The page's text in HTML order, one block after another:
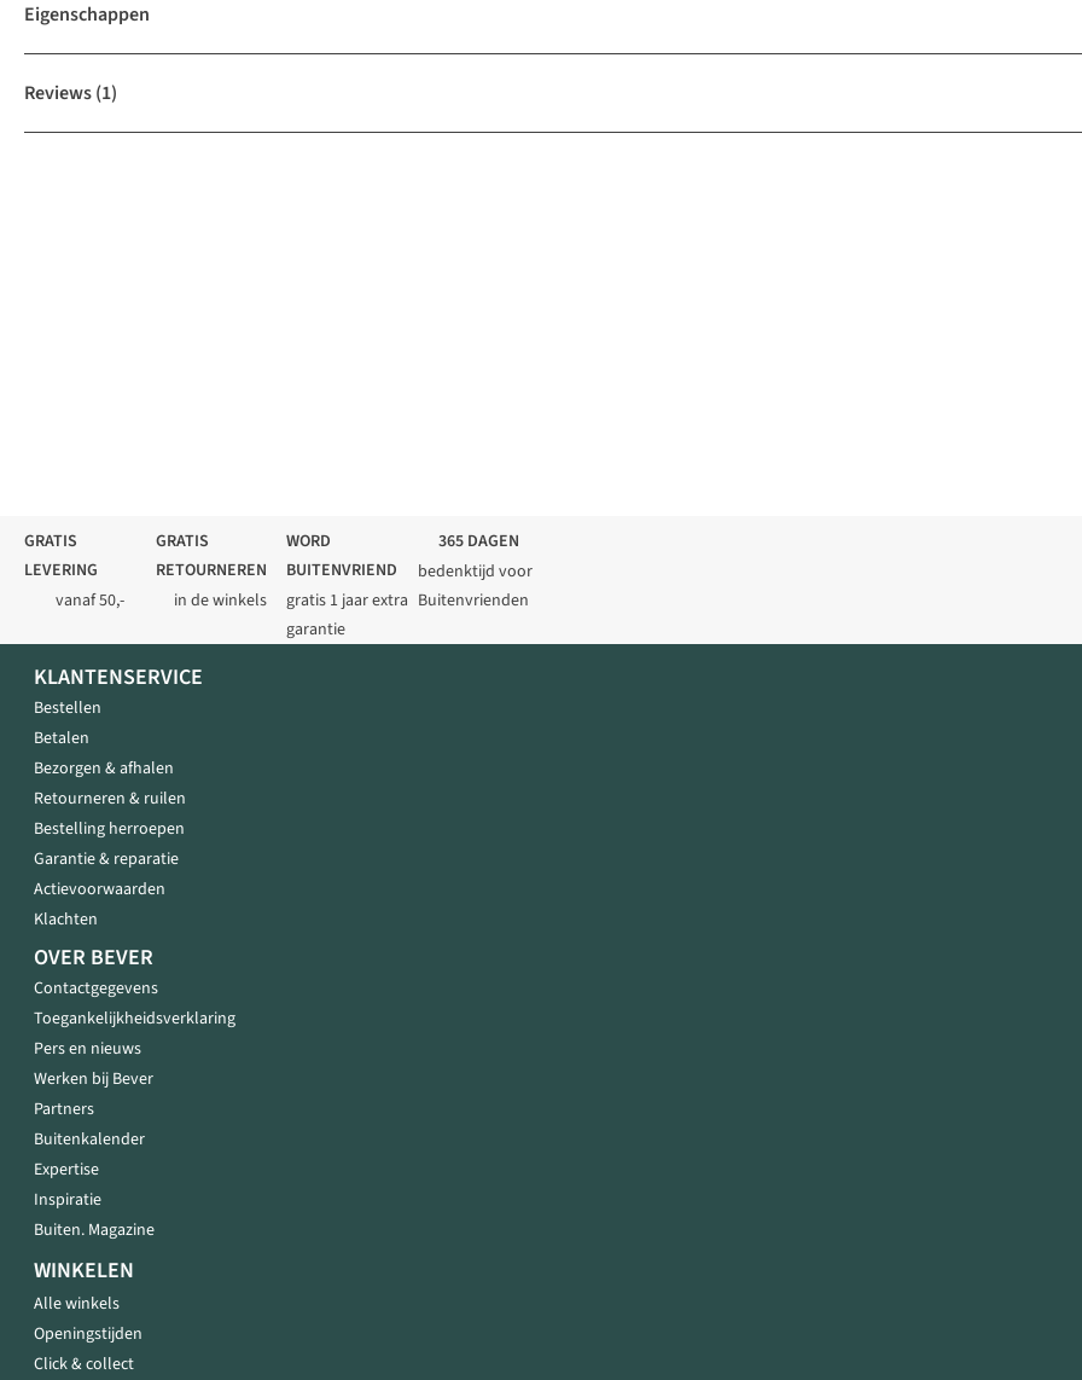
Eigenschappen
Reviews(1)
GRATIS
LEVERING
vanaf 50,-
GRATIS
RETOURNEREN
in de winkels
WORD
BUITENVRIEND
gratis 1 jaar extra
garantie
365 DAGEN
bedenktijd voor
Buitenvrienden
KLANTENSERVICE
Bestellen
Betalen
Bezorgen & afhalen
Retourneren & ruilen
Bestelling herroepen
Garantie & reparatie
Actievoorwaarden
Klachten
OVER BEVER
Contactgegevens
Toegankelijkheidsverklaring
Pers en nieuws
Werken bij Bever
Partners
Buitenkalender
Expertise
Inspiratie
Buiten. Magazine
WINKELEN
Alle winkels
Openingstijden
Click & collect